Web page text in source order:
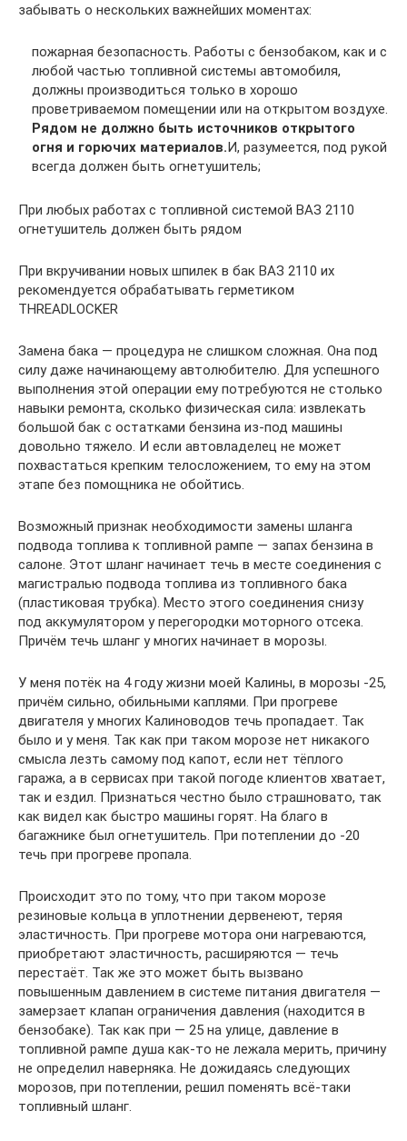
забывать о нескольких важнейших моментах:
пожарная безопасность. Работы с бензобаком, как и с
любой частью топливной системы автомобиля,
должны производиться только в хорошо
проветриваемом помещении или на открытом воздухе.
Рядом не должно быть источников открытого
огня и горючих материалов.И, разумеется, под рукой
всегда должен быть огнетушитель;
При любых работах с топливной системой ВАЗ 2110
огнетушитель должен быть рядом
При вкручивании новых шпилек в бак ВАЗ 2110 их
рекомендуется обрабатывать герметиком
THREADLOCKER
Замена бака — процедура не слишком сложная. Она под
силу даже начинающему автолюбителю. Для успешного
выполнения этой операции ему потребуются не столько
навыки ремонта, сколько физическая сила: извлекать
большой бак с остатками бензина из-под машины
довольно тяжело. И если автовладелец не может
похвастаться крепким телосложением, то ему на этом
этапе без помощника не обойтись.
Возможный признак необходимости замены шланга
подвода топлива к топливной рампе — запах бензина в
салоне. Этот шланг начинает течь в месте соединения с
магистралью подвода топлива из топливного бака
(пластиковая трубка). Место этого соединения снизу
под аккумулятором у перегородки моторного отсека.
Причём течь шланг у многих начинает в морозы.
У меня потёк на 4 году жизни моей Калины, в морозы -25,
причём сильно, обильными каплями. При прогреве
двигателя у многих Калиноводов течь пропадает. Так
было и у меня. Так как при таком морозе нет никакого
смысла лезть самому под капот, если нет тёплого
гаража, а в сервисах при такой погоде клиентов хватает,
так и ездил. Признаться честно было страшновато, так
как видел как быстро машины горят. На благо в
багажнике был огнетушитель. При потеплении до -20
течь при прогреве пропала.
Происходит это по тому, что при таком морозе
резиновые кольца в уплотнении дервенеют, теряя
эластичность. При прогреве мотора они нагреваются,
приобретают эластичность, расширяются — течь
перестаёт. Так же это может быть вызвано
повышенным давлением в системе питания двигателя —
замерзает клапан ограничения давления (находится в
бензобаке). Так как при — 25 на улице, давление в
топливной рампе душа как-то не лежала мерить, причину
не определил наверняка. Не дожидаясь следующих
морозов, при потеплении, решил поменять всё-таки
топливный шланг.